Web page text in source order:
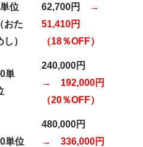
単位
（おた
し）
62,700円
→
51,410円
（18％OFF）
単
240,000円
→ 192,000円
（20％OFF）
単位
480,000円
→ 336,000円